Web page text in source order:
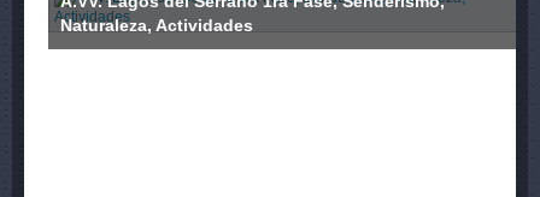
Naturaleza, Actividades